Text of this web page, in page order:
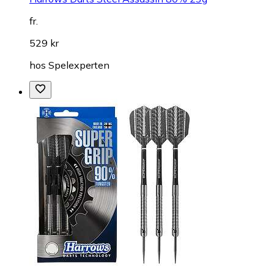
fr.
529 kr
hos Spelexperten